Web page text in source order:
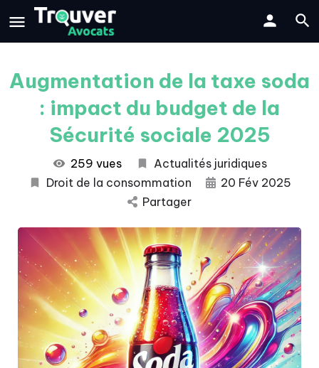
Augmentation de la taxe soda
: impact du budget de la
Sécurité sociale 2025
259 vues
Actualités juridiques
Droit de la consommation
20 Fév 2025
Partager